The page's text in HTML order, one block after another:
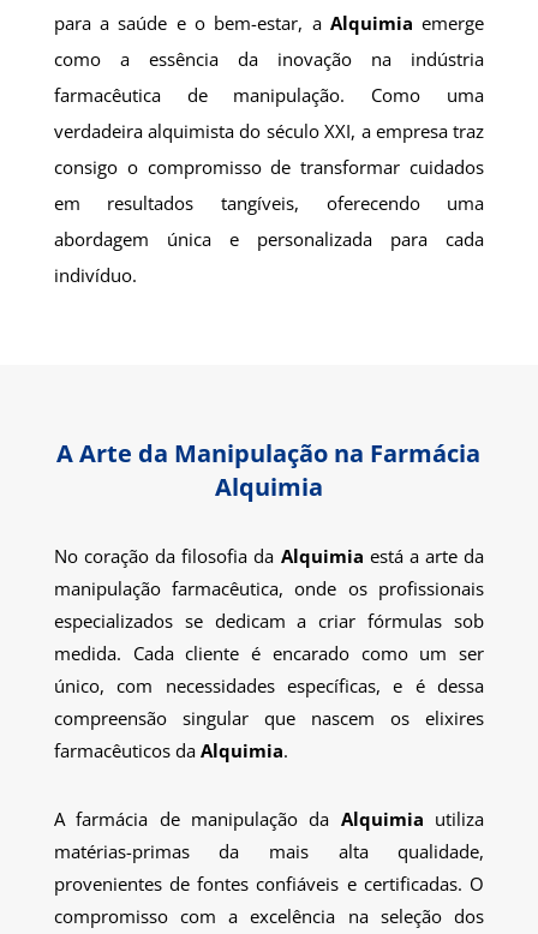
para a saúde e o bem-estar, a Alquimia emerge
como a essência da inovação na indústria
farmacêutica de manipulação. Como uma
verdadeira alquimista do século XXI, a empresa traz
consigo o compromisso de transformar cuidados
em resultados tangíveis, oferecendo uma
abordagem única e personalizada para cada
indivíduo.
A Arte da Manipulação na Farmácia
Alquimia
No coração da filosofia da Alquimia está a arte da
manipulação farmacêutica, onde os profissionais
especializados se dedicam a criar fórmulas sob
medida. Cada cliente é encarado como um ser
único, com necessidades específicas, e é dessa
compreensão singular que nascem os elixires
farmacêuticos da Alquimia.
A farmácia de manipulação da Alquimia utiliza
matérias-primas da mais alta qualidade,
provenientes de fontes confiáveis e certificadas. O
compromisso com a excelência na seleção dos